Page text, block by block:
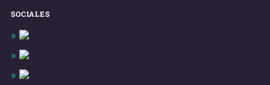
SOCIALES